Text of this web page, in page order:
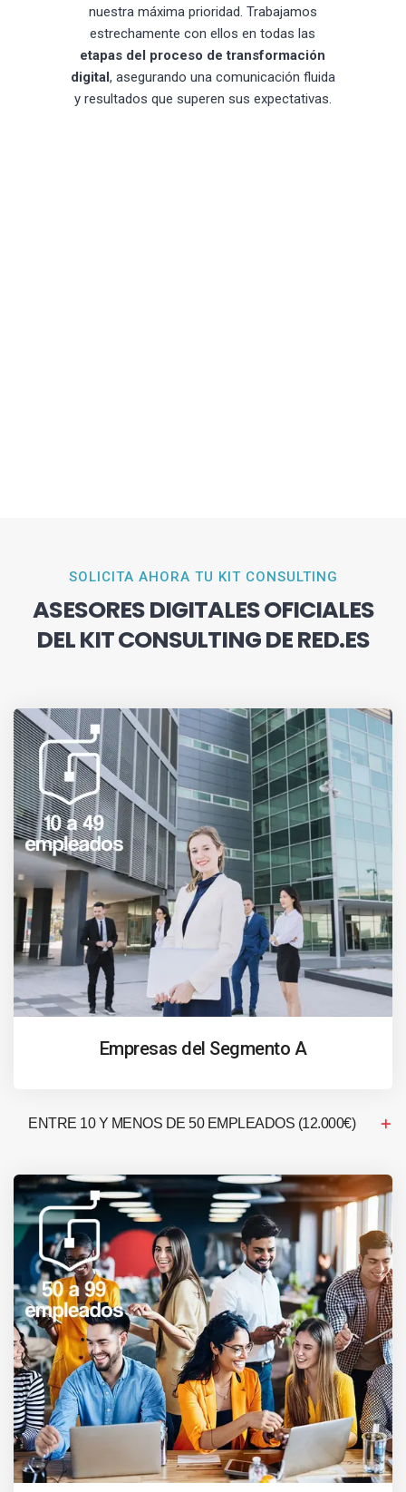
nuestra máxima prioridad. Trabajamos
estrechamente con ellos en todas las
etapas del proceso de transformación
digital, asegurando una comunicación fluida
y resultados que superen sus expectativas.
SOLICITA AHORA TU KIT CONSULTING
ASESORES DIGITALES OFICIALES
DEL KIT CONSULTING DE RED.ES
Empresas del Segmento A
ENTRE 10 Y MENOS DE 50 EMPLEADOS (12.000€)